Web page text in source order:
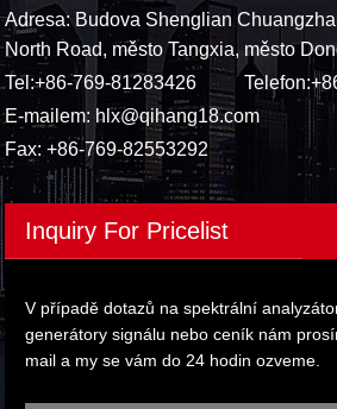
Adresa: Budova Shenglian
North Road, město Tangxia, město
Tel:+86-769-81283426 Telefon:
E-mailem:hlx@qihang18.com
Fax: +86-769-82553292
Inquiry For Pricelist
V případě dotazů na spektrální
generátory signálu nebo ceník nám
mail a my se vám do 24 hodin ozveme.